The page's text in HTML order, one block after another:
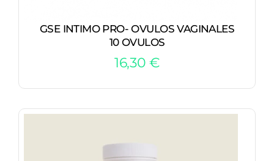
GSE INTIMO PRO- OVULOS VAGINALES
10 OVULOS
16,30€